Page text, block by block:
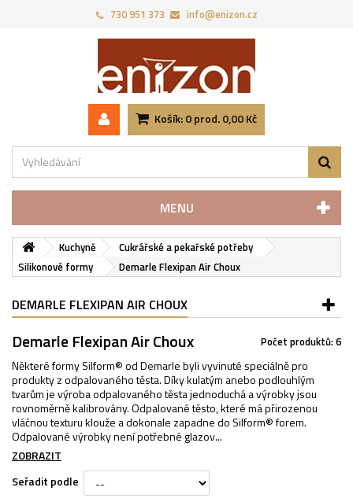
730 951 373‬ info@enizon.cz
Košík:0prod.0,00 Kč
MENU
Kuchyně
Cukrářské a pekařské potřeby
Silikonové formy
Demarle Flexipan Air Choux
DEMARLE FLEXIPAN AIR CHOUX
Demarle Flexipan Air Choux Počet produktů: 6
Některé formy Silform® od Demarle byli vyvinuté speciálně pro
produkty z odpalovaného těsta. Díky kulatým anebo podlouhlým
tvarům je výroba odpalovaného těsta jednoduchá a výrobky jsou
rovnoměrně kalibrovány. Odpalované těsto, které má přirozenou
vláčnou texturu klouže a dokonale zapadne do Silform® forem.
Odpalované výrobky není potřebné glazov...
ZOBRAZIT
Seřadit podle